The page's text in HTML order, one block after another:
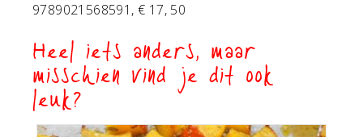
9789021568591, € 17, 50
Heel iets anders, maar
misschien vind je dit ook
leuk?